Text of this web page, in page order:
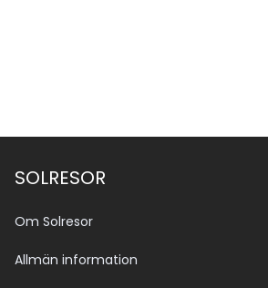
SOLRESOR
Om Solresor
Allmän information